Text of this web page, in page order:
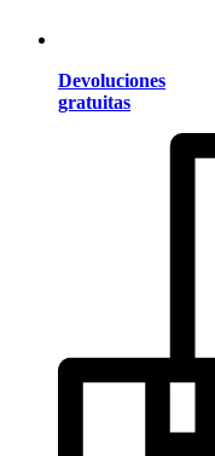
Devoluciones
gratuitas